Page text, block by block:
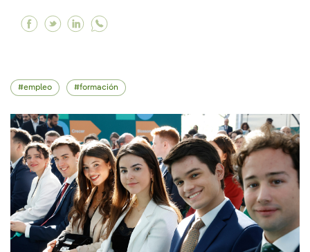
Facebook Impulsamos las vocaciones
Twitter Impulsamos las vocaciones
Linkedin Impulsamos las vocaciones
empleo formación